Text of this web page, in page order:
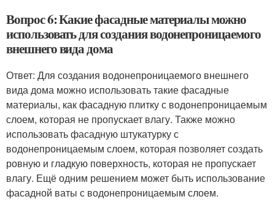
Вопрос 6: Какие фасадные материалы можно
использовать для создания водонепроницаемого
внешнего вида дома
Ответ: Для создания водонепроницаемого внешнего
вида дома можно использовать такие фасадные
материалы, как фасадную плитку с водонепроницаемым
слоем, которая не пропускает влагу. Также можно
использовать фасадную штукатурку с
водонепроницаемым слоем, которая позволяет создать
ровную и гладкую поверхность, которая не пропускает
влагу. Ещё одним решением может быть использование
фасадной ваты с водонепроницаемым слоем.